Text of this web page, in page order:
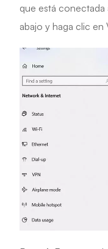
que está
abajo y haga clic en